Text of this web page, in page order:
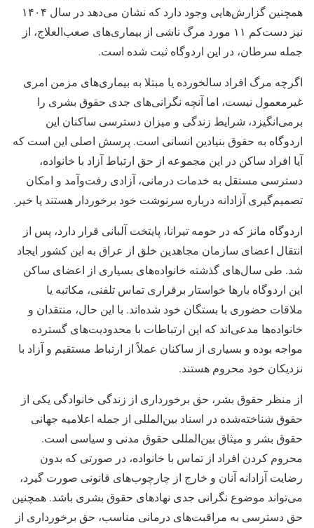
همچنین گزارش‌هایی وجود دارد که نشان می‌دهد در سال ۱۴۰۴
نیز دست‌کم ۱۱ مورد مرگ ناشی از بیماری‌های صعب‌العلاج، از
جمله سرطان، در این اردوگاه ثبت شده است.
اگرچه مرگ افراد سالخورده یا مبتلا به بیماری‌های مزمن امری
غیرمعمول نیست، اما آنچه نگرانی‌های جدی حقوق بشری را
برمی‌انگیزد، شرایط زندگی و میزان دسترسی ساکنان این
اردوگاه به حقوق بنیادین انسانی است. پرسش اصلی این است که
آیا افراد ساکن در این مجموعه از حق ارتباط آزاد با خانواده،
دسترسی مستقل به خدمات درمانی، آزادی رفت‌وآمد و امکان
تصمیم‌گیری آزادانه درباره سرنوشت خود برخوردار هستند یا خیر.
اردوگاه مانز که در حومه تیرانا، پایتخت آلبانی قرار دارد، پس از
انتقال اعضای سازمان مجاهدین خلق از عراق به این کشور ایجاد
شد. طی سال‌های گذشته خانواده‌های بسیاری از اعضای ساکن
این اردوگاه بارها خواستار برقراری تماس تلفنی، مکاتبه یا
ملاقات حضوری با بستگان خود شده‌اند. با این حال، منتقدان و
خانواده‌ها مدعی‌اند که این ارتباطات با محدودیت‌های گسترده
مواجه بوده و بسیاری از ساکنان عملاً از ارتباط مستقیم و آزاد با
نزدیکان خود محروم هستند.
از منظر حقوق بشر، حق برخورداری از زندگی خانوادگی یکی از
حقوق شناخته‌شده در اسناد بین‌المللی از جمله اعلامیه جهانی
حقوق بشر و میثاق بین‌المللی حقوق مدنی و سیاسی است.
محروم کردن افراد از تماس با خانواده، در صورتی که بدون
رضایت آزادانه آنان و خارج از چارچوب‌های قانونی صورت گیرد،
می‌تواند موضوع نگرانی جدی نهادهای حقوق بشری باشد. همچنین
حق دسترسی به مراقبت‌های درمانی مناسب، حق برخورداری از